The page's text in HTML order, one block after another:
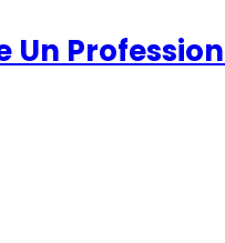
Un